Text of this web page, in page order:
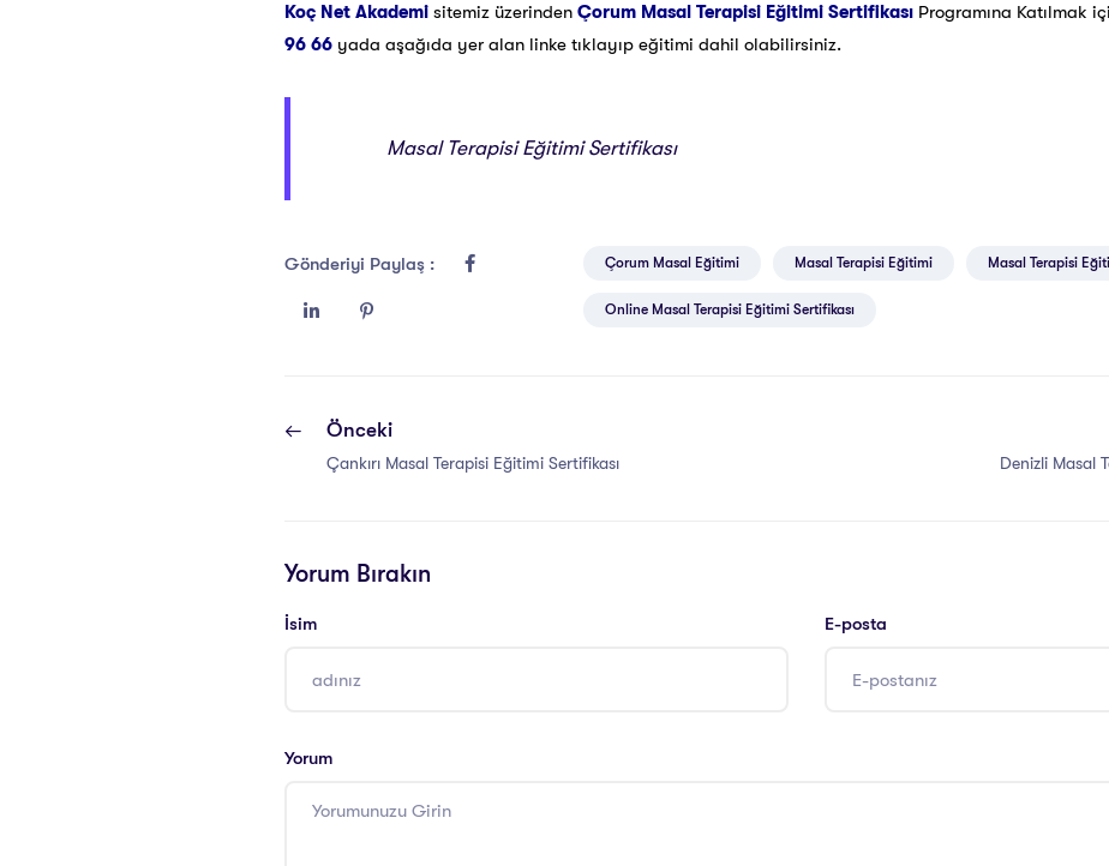
Koç Net Akademi sitemiz üzerinden Çorum Masal Terapisi Eğitimi Sertifikası Programına Katılmak
96 66 yada aşağıda yer alan linke tıklayıp eğitimi dahil olabilirsiniz.
Masal Terapisi Eğitimi Sertifikası
Gönderiyi Paylaş : Çorum Masal Eğitimi Masal Terapisi Eğitimi Masal Terapisi
Online Masal Terapisi Eğitimi Sertifikası
Önceki
Çankırı Masal Terapisi Eğitimi Sertifikası Denizli Masal
Yorum Bırakın
İsim E-posta
Yorum